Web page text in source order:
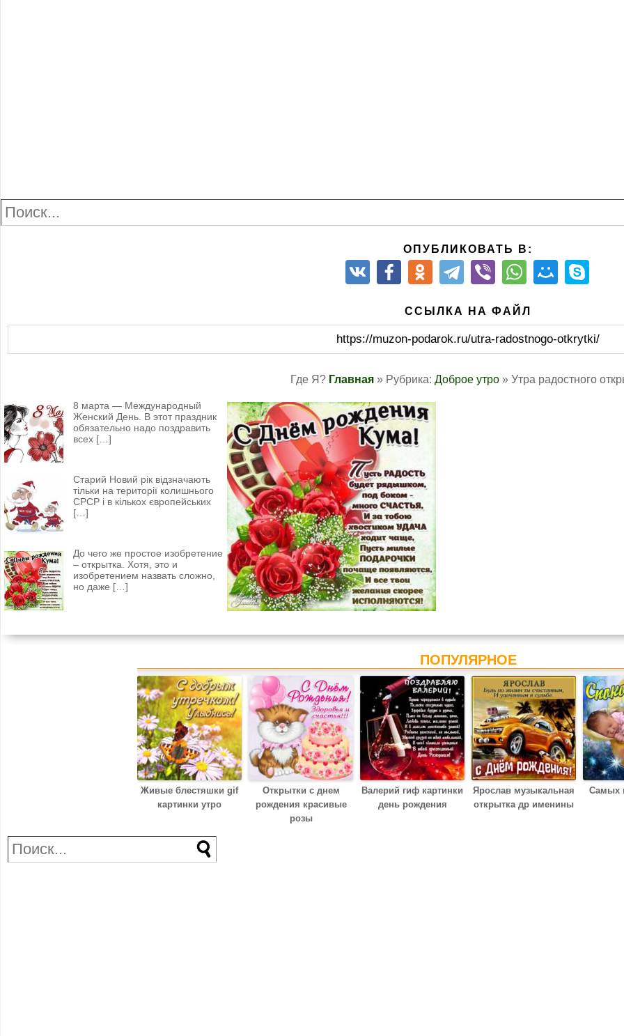
ОПУБЛИКОВАТЬ В:
ССЫЛКА НА ФАЙЛ
https://muzon-podarok.ru/utra-radostnogo-otkrytki/
Где Я? Главная» Рубрика: Доброе утро» Утра радостного
8 марта — Международный
Женский День. В этот праздник
обязательно надо поздравить
всех […]
Старий Новий рік відзначають
тільки на території колишнього
СРСР і в кількох європейських
[…]
До чего же простое изобретение
– открытка. Хотя, это и
изобретением назвать сложно,
но даже […]
ПОПУЛЯРНОЕ
Живые блестяшки gif
картинки утро
Открытки с днем
рождения красивые
розы
Валерий гиф картинки
день рождения
Ярослав музыкальная
открытка др именины
Самых